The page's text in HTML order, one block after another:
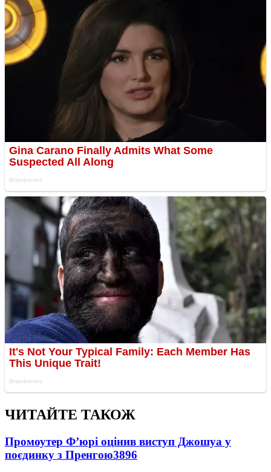
ЧИТАЙТЕ ТАКОЖ
Промоутер Ф’юрі оцінив виступ Джошуа у
поєдинку з Пренгою3896